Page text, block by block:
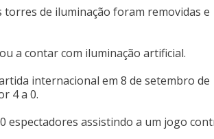
torres de iluminação foram removidas e
a contar com iluminação artificial.
internacional em 8 de setembro de
4 a 0.
espectadores assistindo a um jogo